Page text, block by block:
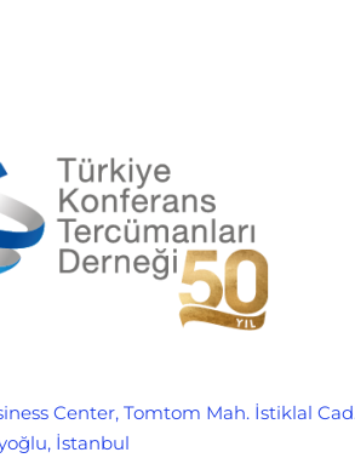
Center, Tomtom Mah. İstiklal
İstanbul